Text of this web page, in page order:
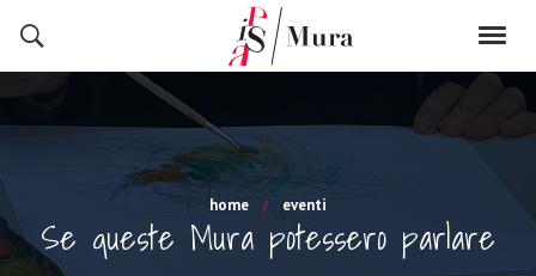
home eventi
Se queste Mura potessero parlare